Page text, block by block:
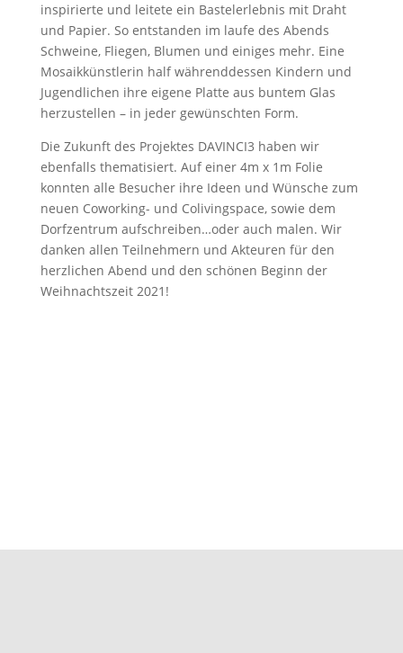
inspirierte und leitete ein Bastelerlebnis mit Draht
und Papier. So entstanden im laufe des Abends
Schweine, Fliegen, Blumen und einiges mehr. Eine
Mosaikkünstlerin half währenddessen Kindern und
Jugendlichen ihre eigene Platte aus buntem Glas
herzustellen – in jeder gewünschten Form.
Die Zukunft des Projektes DAVINCI3 haben wir
ebenfalls thematisiert. Auf einer 4m x 1m Folie
konnten alle Besucher ihre Ideen und Wünsche zum
neuen Coworking- und Colivingspace, sowie dem
Dorfzentrum aufschreiben…oder auch malen. Wir
danken allen Teilnehmern und Akteuren für den
herzlichen Abend und den schönen Beginn der
Weihnachtszeit 2021!